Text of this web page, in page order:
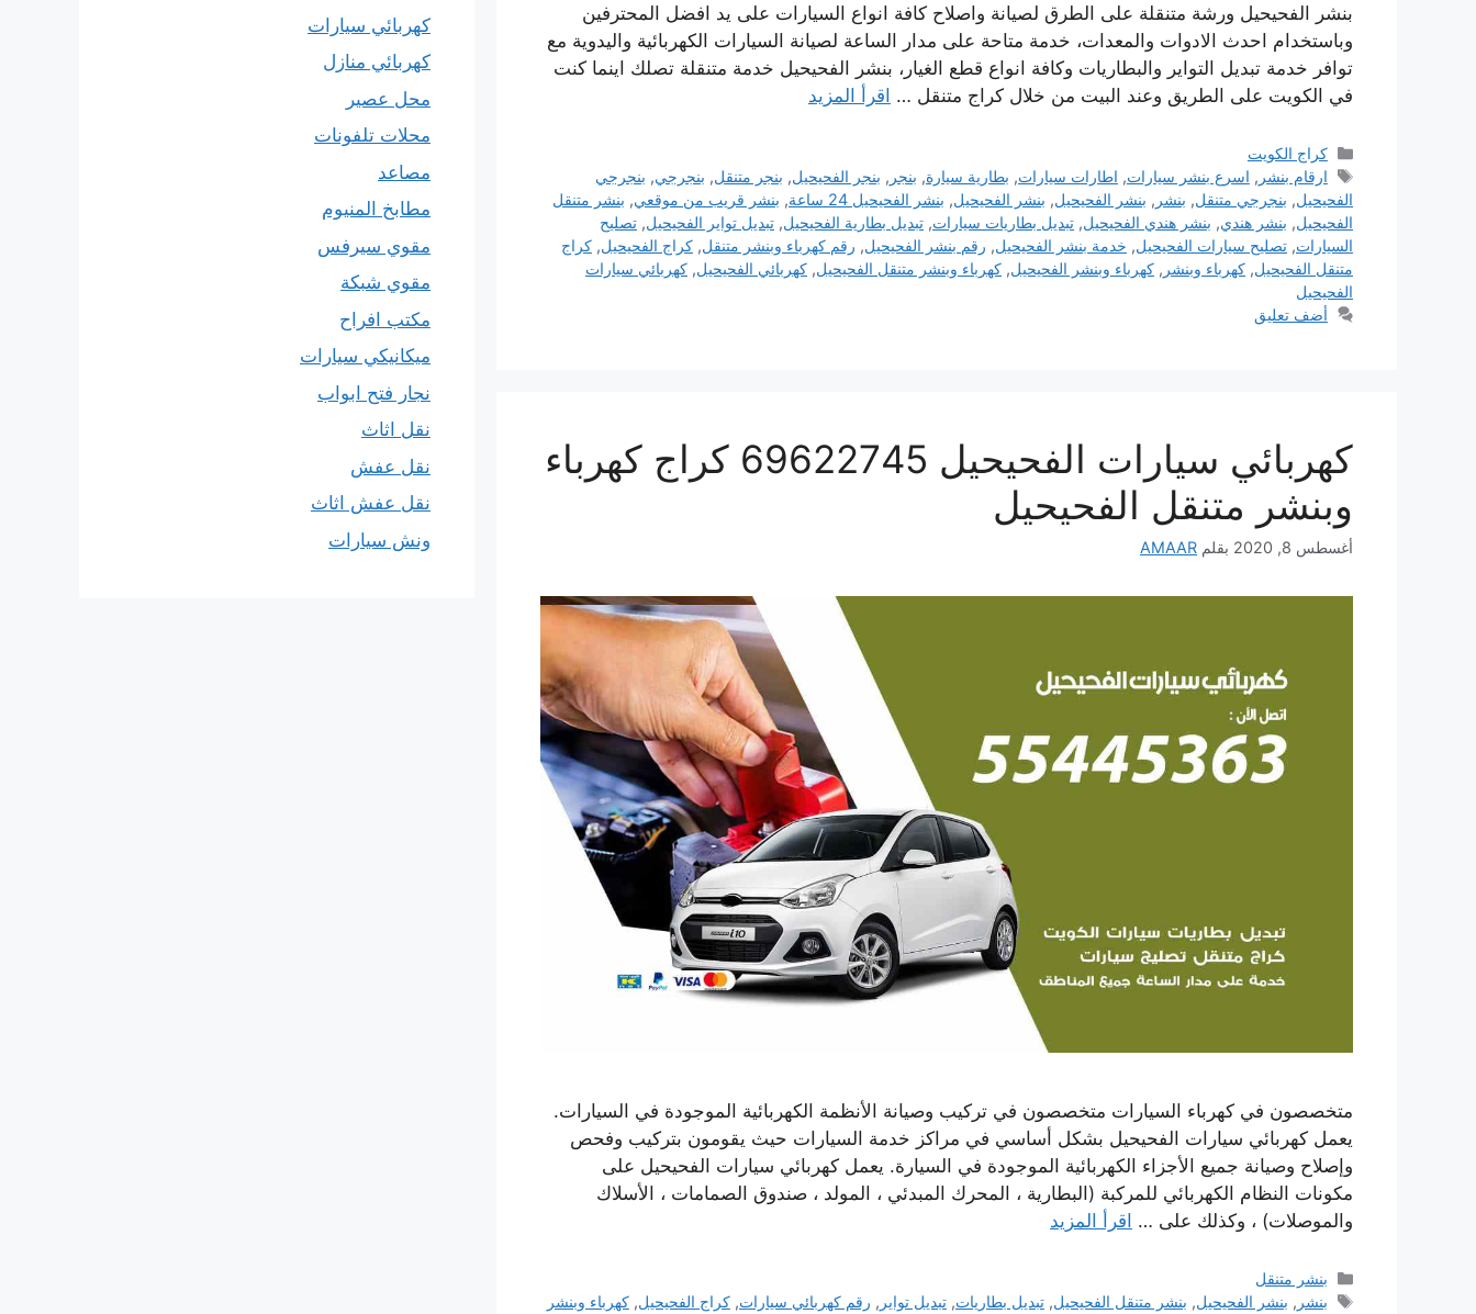
بنشر الفحيحيل ورشة متنقلة على الطرق لصيانة واصلاح كافة انواع السيارات على يد افضل المحترفين
وباستخدام احدث الادوات والمعدات، خدمة متاحة على مدار الساعة لصيانة السيارات الكهربائية واليدوية مع
توافر خدمة تبديل التواير والبطاريات وكافة انواع قطع الغيار، بنشر الفحيحيل خدمة متنقلة تصلك اينما كنت
في الكويت على الطريق وعند البيت من خلال كراج متنقل … اقرأ المزيد
التصنيفات
كراج الكويت
الوسوم
ارقام بنشر , اسرع بنشر سيارات, اطارات سيارات, بطارية سيارة, بنجر , بنجر الفحيحيل, بنجر متنقل, بنجرجي, بنجرجي
الفحيحيل, بنجرجي متنقل, بنشر , بنشر الفحيحيل, بنشر الفحيحيل, بنشر الفحيحيل 24 ساعة , بنشر قريب من موقعي, بنشر متنقل
الفحيحيل, بنشر هندي, بنشر هندي الفحيحيل, تبديل بطاريات سيارات, تبديل بطارية الفحيحيل, تبديل تواير الفحيحيل, تصليح
السيارات, تصليح سيارات الفحيحيل, خدمة بنشر الفحيحيل, رقم بنشر الفحيحيل, رقم كهرباء وبنشر متنقل, كراج الفحيحيل, كراج
متنقل الفحيحيل, كهرباء وبنشر , كهرباء وبنشر الفحيحيل, كهرباء وبنشر متنقل الفحيحيل, كهربائي الفحيحيل, كهربائي سيارات
الفحيحيل
أضف تعليق
كهربائي سيارات الفحيحيل 69622745 كراج كهرباء
وبنشر متنقل الفحيحيل
أغسطس 8, 2020 بقلم AMAAR
متخصصون في كهرباء السيارات متخصصون في تركيب وصيانة الأنظمة الكهربائية الموجودة في السيارات.
يعمل كهربائي سيارات الفحيحيل بشكل أساسي في مراكز خدمة السيارات حيث يقومون بتركيب وفحص
وإصلاح وصيانة جميع الأجزاء الكهربائية الموجودة في السيارة. يعمل كهربائي سيارات الفحيحيل على
مكونات النظام الكهربائي للمركبة (البطارية ، المحرك المبدئي ، المولد ، صندوق الصمامات ، الأسلاك
والموصلات) ، وكذلك على … اقرأ المزيد
التصنيفات
بنشر متنقل
الوسوم
بنشر , بنشر الفحيحيل, بنشر متنقل الفحيحيل,تبديل بطاريات,تبديل تواير , رقم كهربائي سيارات,كراج الفحيحيل,كهرباء وبنشر
كهربائي سيارات
كهربائي منازل
محل عصير
محلات تلفونات
مصاعد
مطابخ المنيوم
مقوي سيرفس
مقوي شبكة
مكتب افراح
ميكانيكي سيارات
نجار فتح ابواب
نقل اثاث
نقل عفش
نقل عفش اثاث
ونش سيارات